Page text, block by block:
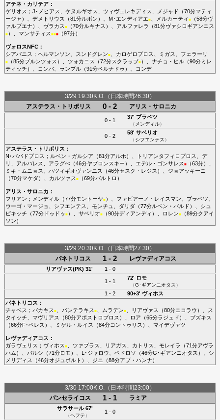
アテネ・カリテア：
ゲリオス ； J･メヒアス ケヌルギオス ツィヴェレキディス メジャド （70分マティ
ージャ ）、 デメトリウス （81分ルボン ）、 M･エンディアエ■、 メルカーティ ■（58分ヴ
ァルブエナ ）、 ヴラカス ■（70分ルキナス ）、 アルファレラ （81分ヴァシロギアンニス
■）、 マンサティス ■■■（97分）
ヴォロスNFC：
シアバニス ； ヘルマンソン スンドグレン■、 カロゲロプロス ミガス フェラーリ
■（85分プルンツォス ）、 ツォカニス （72分スクラッブ■）、 ナチョ・ヒル（90分ミレ
ティッチ ）、 コンバ、 ランプル（91分ベルナドゥ ）、 コンデ
3/29 19:30K.O.（日本時間26:30）
アステラス・トリポリス
0 - 2 アリス・サロニカ
0 - 1
37' ブラベツ
（ メンディル）
0 - 2
58' サベリオ
（シフエンテス ）
アステラス・トリポリス ：
N･パパドプロス ； ルベン・ガルシア （81分アルホ ）、 トリアンタフィロプロス
デ
リ
アルバレス アラグべ（46分ヤブロンスキー ）、 エデル・ゴンサレス ■（63分）、
ミキ・ムニョス
ハツィギオヴァンニス （46分セスク・レジス ）、 ジョアッキーニ
（70分マケダ）、 カルツァス ■（69分バルトロ ）
アリス・サロニカ ：
フリアン ； メンディル（77分モントーヤ■）、 ファビアーノ・レイスマン ブラベツ
ウーゴ・マージョ
シフエンテス モンチュ ダリダ（77分ルベン・パルド ）、 シュ
ピキッチ （77分ドゥドゥ ■）、 サベリオ■（90分ディアンディ ）、 ロレン■（89分クアイ
ソン ）
3/29 20:30K.O.（日本時間27:30）
パネトリコス
1 - 2 レヴァディアコス
リアヴァス(PK) 31' 1 - 0
1 - 1
72' ロモ
（G･ギアンニオタス ）
1 - 2 90+3' ヴィホス
パネトリコス ：
チャベス ； バカキス ■、 パンテラキス ■、 ムラデン■、 リアヴァス （80分ニコラウ ）、 ス
タイッチ
マヴリアス （80分アポストロプロス ）、 ロア （65分ラジュド ）、 ブズキス
（66分F･ペレス ）、 ミゲル・ルイス （84分コントゥリス ）、 マイデヴァツ
レヴァディアコス ：
ガラヴェリス ； ヴィホス ■、 ツァプラス リアガス カトリス モレイラ （71分アヴラ
ハム ）、 バルシ （71分ロモ）、 L･ジャロウ ペドロソ （46分G･ギアンニオタス ）、 シ
メリディス
（46分オジュボルト ）、 ジニ （88分アブ・ハンナ ）
3/30 17:00K.O.（日本時間23:00）
パンセライコス
1 - 1 ラミア
サラサール67'
（ヘフテ）
1 - 0